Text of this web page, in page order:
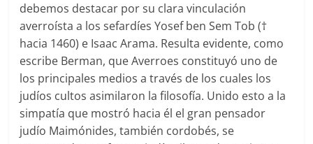
debemos destacar por su clara vinculación
averroísta a los sefardíes Yosef ben Sem Tob (†
hacia 1460) e Isaac Arama. Resulta evidente, como
escribe Berman, que Averroes constituyó uno de
los principales medios a través de los cuales los
judíos cultos asimilaron la filosofía. Unido esto a la
simpatía que mostró hacia él el gran pensador
judío Maimónides, también cordobés, se